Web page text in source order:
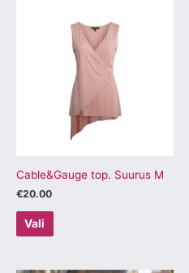
Cable&Gauge top. Suurus M
€20.00
Vali
tootel
varianti.
Valikuid
saab
tootelehel.